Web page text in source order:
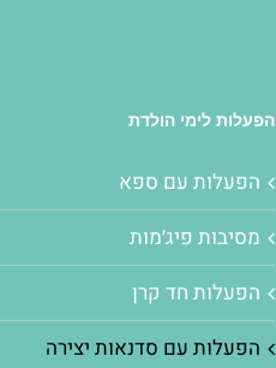
הפעלות לימי הולדת
הפעלות עם ספא
מסיבות פיג׳מות
הפעלות חד קרן
הפעלות עם סדנאות יצירה